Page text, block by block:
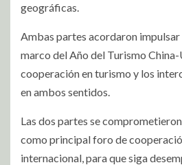
geográficas.
Ambas partes acordaron
marco del Año del Turismo
cooperación en turismo y los
en ambos sentidos.
Las dos partes se
como principal foro de
internacional, para que siga